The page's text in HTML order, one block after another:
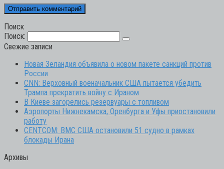
Поиск
Поиск:
Свежие записи
Новая Зеландия объявила о новом пакете санкций против
России
CNN: Верховный военачальник США пытается убедить
Трампа прекратить войну с Ираном
В Киеве загорелись резервуары с топливом
Аэропорты Нижнекамска, Оренбурга и Уфы приостановили
работу
CENTCOM: ВМС США остановили 51 судно в рамках
блокады Ирана
Архивы